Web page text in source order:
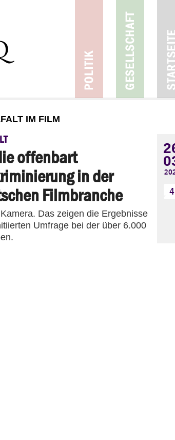
IM FILM
offenbart
in der
Filmbranche
Das zeigen die Ergebnisse
Umfrage bei der über 6.000
4